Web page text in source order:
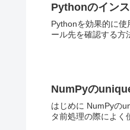
Pythonのイン
Pythonを効果的に
ール先を確認する方
NumPyの
はじめに NumPyの
タ前処理の際によ